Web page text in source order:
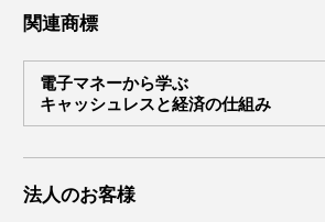
関連商標
電子マネーから学ぶ
キャッシュレスと経済の仕組み
法人のお客様